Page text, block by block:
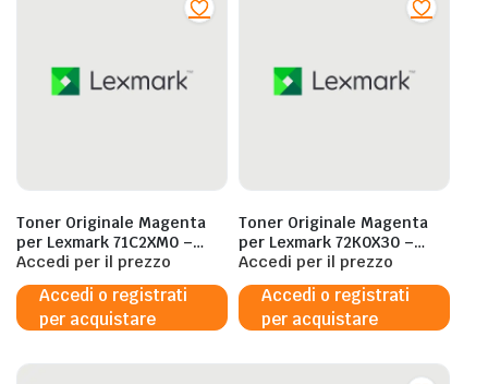
Toner Originale Magenta
per Lexmark 71C2XM0 –
12.500 Pagine al 5%
Accedi per il prezzo
Accedi o registrati
per acquistare
Toner Originale Magenta
per Lexmark 72K0X30 –
22.000 Pagine al 5%
Accedi per il prezzo
Accedi o registrati
per acquistare